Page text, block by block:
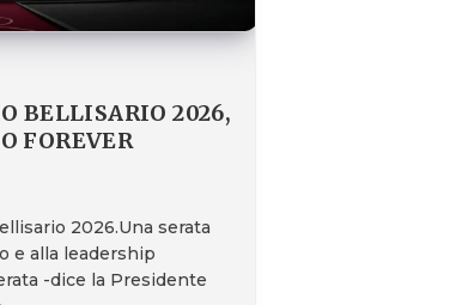
BELLISARIO 2026,
FOREVER
2026.Una serata
e alla leadership
-dice la Presidente